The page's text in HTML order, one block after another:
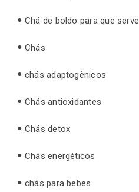
Chá de boldo para que serve
Chás
chás adaptogênicos
Chás antioxidantes
Chás detox
Chás energéticos
chás para bebes